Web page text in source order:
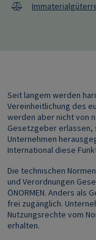
Seit langem werden
Vereinheitlichung des
werden aber nicht von
Gesetzgeber erlassen,
Unternehmen
International diese
Die technischen
und Verordnungen
ÖNORMEN. Anders als
frei zugänglich.
Nutzungsrechte vom
erhalten.